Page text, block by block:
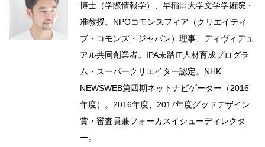
博士（学際情報学）、早稲田大学文学学術院・
准教授。NPOコモンスフィア（クリエイティ
ブ・コモンズ・ジャパン）理事、ディヴィデュ
アル共同創業者。IPA未踏IT人材育成プログラ
ム・スーパークリエイター認定。NHK
NEWSWEB第四期ネットナビゲーター（2016
年度）。2016年度、2017年度グッドデザイン
賞・審査員兼フォーカスイシューディレクタ
ー。